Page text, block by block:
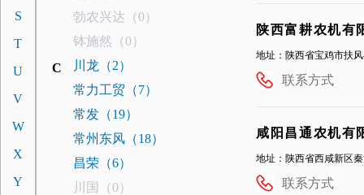
S
T
U
V
W
X
Y
勃农兴达（0）
钵施然（0）
C
川龙（2）
常力工贸（7）
常发（19）
常州东风（18）
昌荣（6）
川国（0）
陕西富耕农机有
地址：陕西省宝鸡市扶
联系方式
咸阳昌通农机有
地址：陕西省西咸新区
联系方式